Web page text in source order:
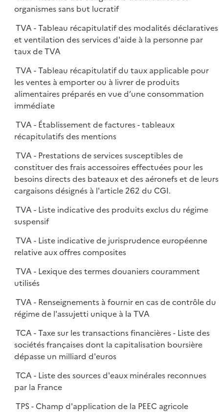
organismes sans but lucratif
TVA - Tableau récapitulatif des modalités déclaratives
et ventilation des services d'aide à la personne par
taux de TVA
TVA - Tableau récapitulatif du taux applicable pour
les ventes à emporter ou à livrer de produits
alimentaires préparés en vue d’une consommation
immédiate
TVA - Établissement de factures - tableaux
récapitulatifs des mentions
TVA - Prestations de services susceptibles de
constituer des frais accessoires effectuées pour les
besoins directs des bateaux et des aéronefs et de leurs
cargaisons désignés à l'article 262 du CGI.
TVA - Liste indicative des produits exclus du régime
suspensif
TVA - Liste indicative de jurisprudence européenne
relative aux offres composites
TVA - Lexique des termes douaniers couramment
utilisés
TVA - Renseignements à fournir en cas de contrôle du
régime de l'assujetti unique à la TVA
TCA - Taxe sur les transactions financières - Liste des
sociétés françaises dont la capitalisation boursière
dépasse un milliard d'euros
TCA - Liste des sources d'eaux minérales reconnues
par la France
TPS - Champ d'application de la PEEC agricole